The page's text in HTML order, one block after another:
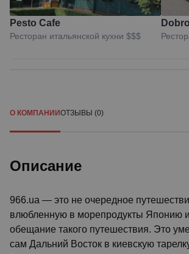
Pesto Cafe
Ресторан итальянской кухни $$$
Dobro
О КОМПАНИИОТЗЫВЫ (0)
Описание
966.ua — это не очередное
влюбленную в морепродукты Японию
обещание такого путешествия. Это
сам Дальний Восток в киевскую